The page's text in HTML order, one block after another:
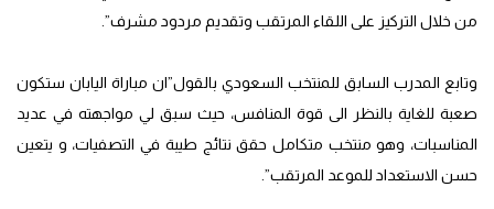
من خلال التركيز على اللقاء المرتقب وتقديم مردود مشرف”.
وتابع المدرب السابق للمنتخب السعودي بالقول”ان مباراة اليابان ستكون
صعبة للغاية بالنظر الى قوة المنافس، حيث سبق لي مواجهته في عديد
المناسبات، وهو منتخب متكامل حقق نتائج طيبة في التصفيات، و يتعين
حسن الاستعداد للموعد المرتقب”.